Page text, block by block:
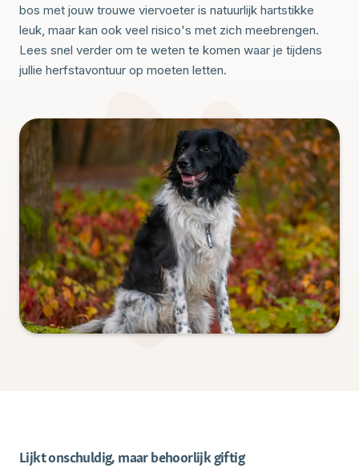
bos met jouw trouwe viervoeter is natuurlijk hartstikke
leuk, maar kan ook veel risico's met zich meebrengen.
Lees snel verder om te weten te komen waar je tijdens
jullie herfstavontuur op moeten letten.
Lijkt onschuldig, maar behoorlijk giftig